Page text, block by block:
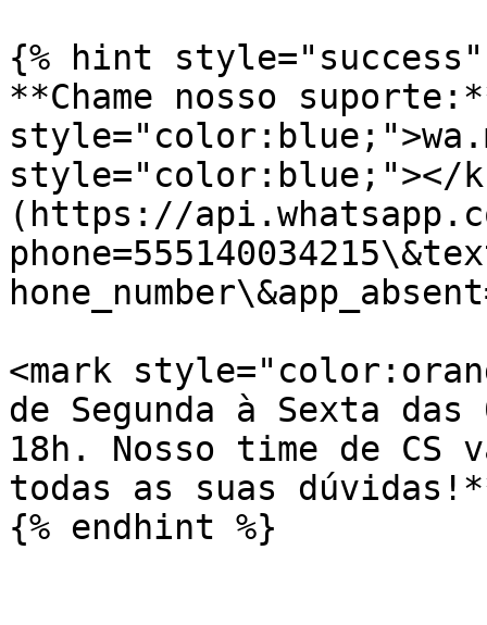
{% hint style="success"
**Chame nosso
style="color:blue;"></
(https://
<mark
de Segunda à Sexta
18h. Nosso time de
todas as suas